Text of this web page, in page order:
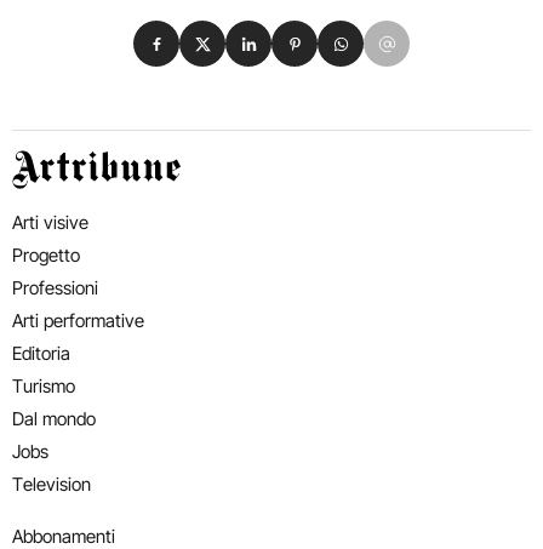
Condividi su Facebook
Condividi su X
Condividi su LinkedIn
Condividi su Pinterest
Condividi su WhatsApp
Condividi su Email
Artribune
Arti visive
Progetto
Professioni
Arti performative
Editoria
Turismo
Dal mondo
Jobs
Television
Abbonamenti